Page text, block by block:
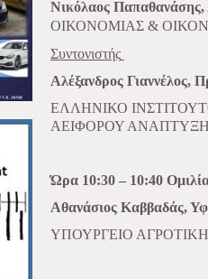
Νικόλαος Παπαθανάσης,
ΟΙΚΟΝΟΜΙΑΣ &
Συντονιστής
Αλέξανδρος Γιαννέλος,
ΕΛΛΗΝΙΚΟ
ΑΕΙΦΟΡΟΥ
Ώρα 10:30 – 10:40
Αθανάσιος Καββαδάς,
ΥΠΟΥΡΓΕΙΟ